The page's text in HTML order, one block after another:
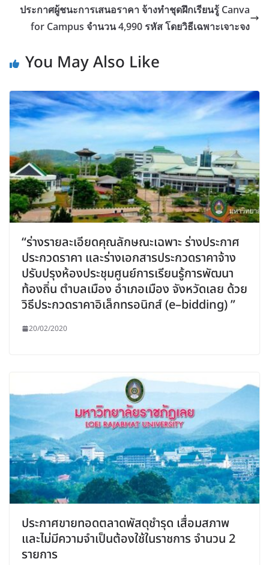
ประกาศผู้ชนะการเสนอราคา จ้างทำชุดฝึกเรียนรู้ Canva
for Campus จำนวน 4,990 รหัส โดยวิธีเฉพาะเจาะจง
You May Also Like
“ร่างรายละเอียดคุณลักษณะเฉพาะ ร่างประกาศ
ประกวดราคา และร่างเอกสารประกวดราคาจ้าง
ปรับปรุงห้องประชุมศูนย์การเรียนรู้การพัฒนา
ท้องถิ่น ตำบลเมือง อำเภอเมือง จังหวัดเลย ด้วย
วิธีประกวดราคาอิเล็กทรอนิกส์ (e–bidding) ”
20/02/2020
ประกาศขายทอดตลาดพัสดุชำรุด เสื่อมสภาพ
และไม่มีความจำเป็นต้องใช้ในราชการ จำนวน 2
รายการ